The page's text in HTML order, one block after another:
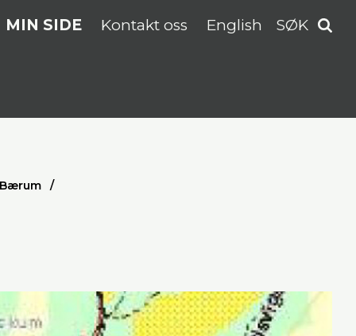
MIN SIDE Kontakt oss English SØK